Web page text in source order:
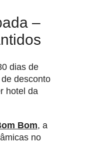
–
dias de
desconto
hotel da
Bom, a
no